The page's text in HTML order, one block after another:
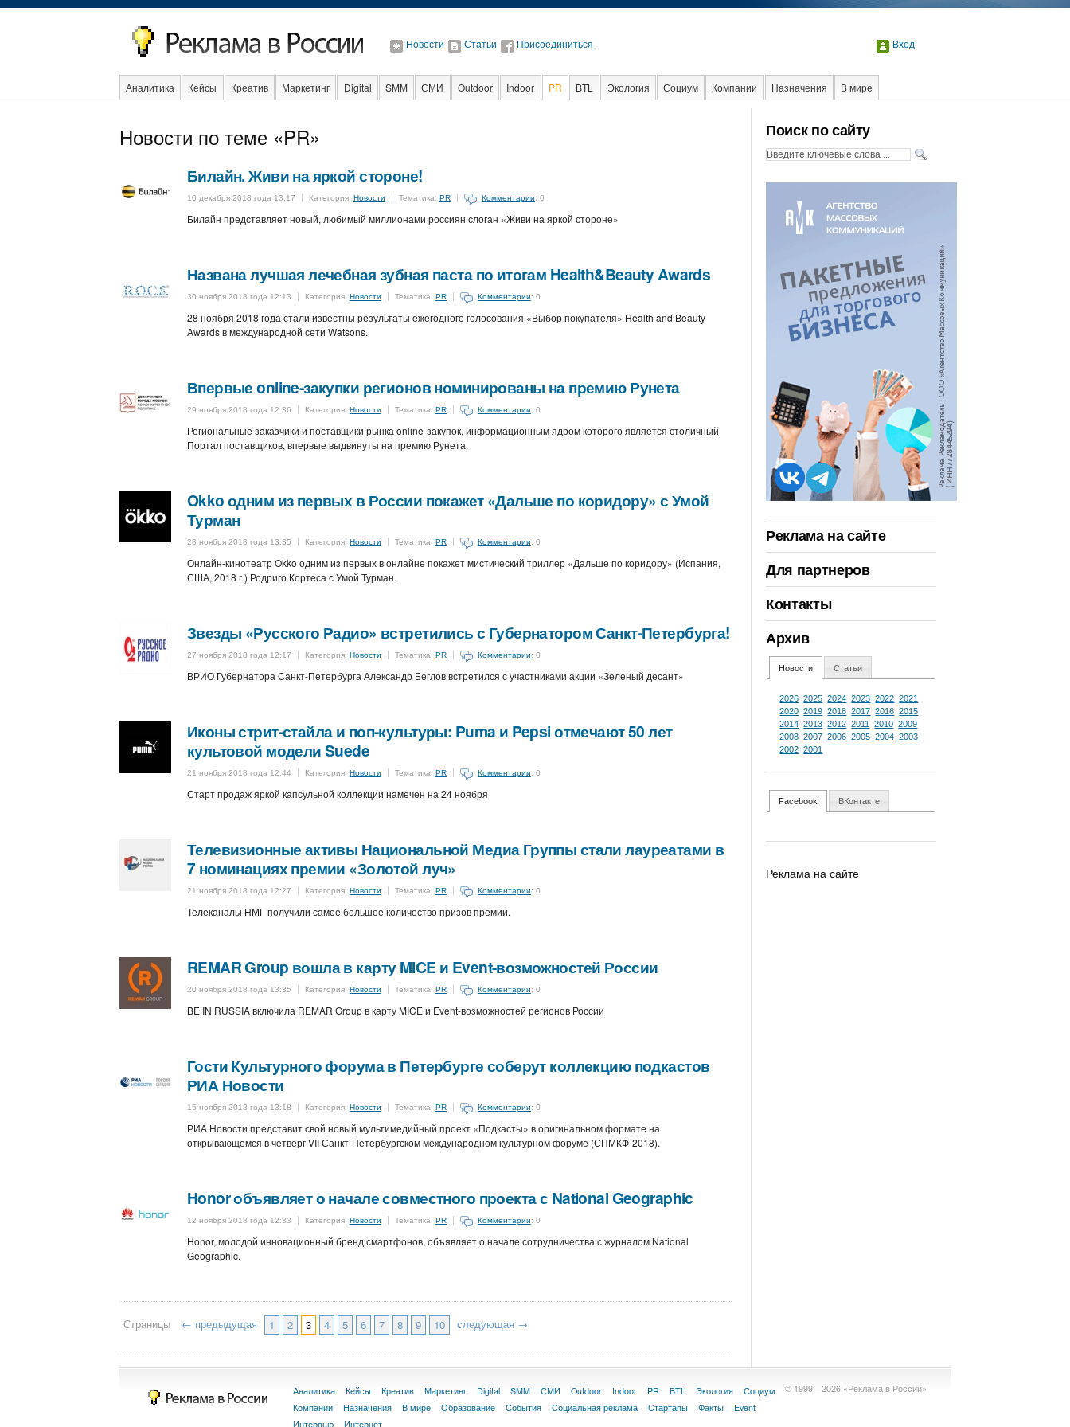
Новости Статьи Присоединиться Вход
Аналитика Кейсы Креатив Маркетинг Digital SMM СМИ Outdoor Indoor PR BTL Экология Социум Компании Назначения
В мире
Социальная реклама
Event
Интервью Интернет Поиск по сайту
Реклама на сайте
Для партнеров
Контакты
Архив
Новости Статьи
2026 2025 2024 2023 2022 2021
2020 2019 2018 2017 2016 2015
2014 2013 2012 2011 2010 2009
2008 2007 2006 2005 2004 2003
2002 2001
Facebook ВКонтакте
Реклама на сайте
Новости по теме «PR»
Билайн. Живи на яркой стороне!
10 декабря 2018 года 13:17 Категория: Новости Тематика: PR Комментарии: 0
Билайн представляет новый, любимый миллионами россиян слоган «Живи на яркой стороне»
Названа лучшая лечебная зубная паста по итогам Health&Beauty Awards
30 ноября 2018 года 12:13 Категория: Новости Тематика: PR Комментарии: 0
28 ноября 2018 года стали известны результаты ежегодного голосования «Выбор покупателя» Health and Beauty
Awards в международной сети Watsons.
Впервые online-закупки регионов номинированы на премию Рунета
29 ноября 2018 года 12:36 Категория: Новости Тематика: PR Комментарии: 0
Региональные заказчики и поставщики рынка online-закупок, информационным ядром которого является столичный
Портал поставщиков, впервые выдвинуты на премию Рунета.
Okko одним из первых в России покажет «Дальше по коридору» с Умой
Турман
28 ноября 2018 года 13:35 Категория: Новости Тематика: PR Комментарии: 0
Онлайн-кинотеатр Okko одним из первых в онлайне покажет мистический триллер «Дальше по коридору» (Испания,
США, 2018 г.) Родриго Кортеса с Умой Турман.
Звезды «Русского Радио» встретились с Губернатором Санкт-Петербурга!
27 ноября 2018 года 12:17 Категория: Новости Тематика: PR Комментарии: 0
ВРИО Губернатора Санкт-Петербурга Александр Беглов встретился с участниками акции «Зеленый десант»
Иконы стрит-стайла и поп-культуры: Puma и Pepsi отмечают 50 лет
культовой модели Suede
21 ноября 2018 года 12:44 Категория: Новости Тематика: PR Комментарии: 0
Старт продаж яркой капсульной коллекции намечен на 24 ноября
Телевизионные активы Национальной Медиа Группы стали лауреатами в
7 номинациях премии «Золотой луч»
21 ноября 2018 года 12:27 Категория: Новости Тематика: PR Комментарии: 0
Телеканалы НМГ получили самое большое количество призов премии.
REMAR Group вошла в карту MICE и Event-возможностей России
20 ноября 2018 года 13:35 Категория: Новости Тематика: PR Комментарии: 0
BE IN RUSSIA включила REMAR Group в карту MICE и Event-возможностей регионов России
Гости Культурного форума в Петербурге соберут коллекцию подкастов
РИА Новости
15 ноября 2018 года 13:18 Категория: Новости Тематика: PR Комментарии: 0
РИА Новости представит свой новый мультимедийный проект «Подкасты» в оригинальном формате на
открывающемся в четверг VII Санкт-Петербургском международном культурном форуме (СПМКФ-2018).
Honor объявляет о начале совместного проекта с National Geographic
12 ноября 2018 года 12:33 Категория: Новости Тематика: PR Комментарии: 0
Honor, молодой инновационный бренд смартфонов, объявляет о начале сотрудничества с журналом National
Geographic.
Страницы ← предыдущая 1 2 3 4 5 6 7 8 9 10 следующая →
© 1999—2026 «Реклама в России»
Аналитика Кейсы Креатив Маркетинг Digital SMM СМИ Outdoor Indoor PR BTL Экология
Социум
Компании
Назначения В мире Образование События Социальная реклама Стартапы Факты
Event
Интервью
Интернет